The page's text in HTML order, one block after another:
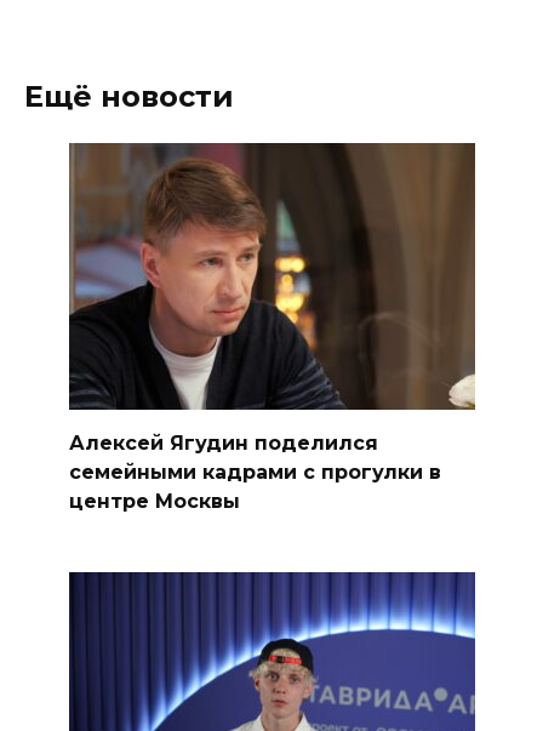
Ещё новости
Алексей Ягудин поделился
семейными кадрами с прогулки в
центре Москвы